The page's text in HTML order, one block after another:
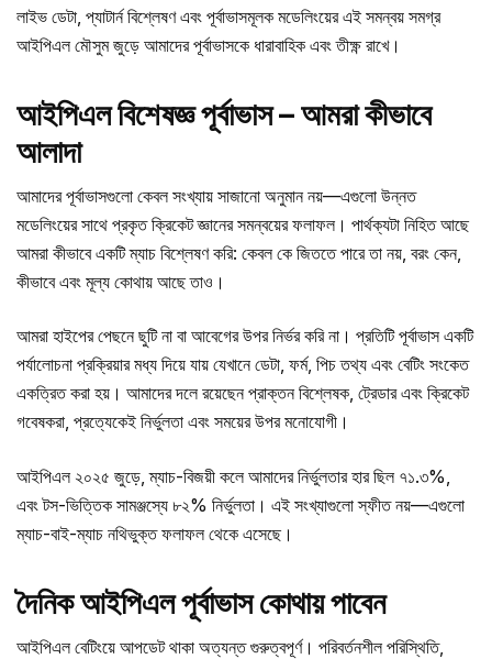
লাইভ ডেটা, প্যাটার্ন বিশ্লেষণ এবং পূর্বাভাসমূলক মডেলিংয়ের এই সমন্বয় সমগ্র
আইপিএল মৌসুম জুড়ে আমাদের পূর্বাভাসকে ধারাবাহিক এবং তীক্ষ্ণ রাখে।
আইপিএল বিশেষজ্ঞ পূর্বাভাস – আমরা কীভাবে
আলাদা
আমাদের পূর্বাভাসগুলো কেবল সংখ্যায় সাজানো অনুমান নয়—এগুলো উন্নত
মডেলিংয়ের সাথে প্রকৃত ক্রিকেট জ্ঞানের সমন্বয়ের ফলাফল। পার্থক্যটা নিহিত আছে
আমরা কীভাবে একটি ম্যাচ বিশ্লেষণ করি: কেবল কে জিততে পারে তা নয়, বরং কেন,
কীভাবে এবং মূল্য কোথায় আছে তাও।
আমরা হাইপের পেছনে ছুটি না বা আবেগের উপর নির্ভর করি না। প্রতিটি পূর্বাভাস একটি
পর্যালোচনা প্রক্রিয়ার মধ্য দিয়ে যায় যেখানে ডেটা, ফর্ম, পিচ তথ্য এবং বেটিং সংকেত
একত্রিত করা হয়। আমাদের দলে রয়েছেন প্রাক্তন বিশ্লেষক, ট্রেডার এবং ক্রিকেট
গবেষকরা, প্রত্যেকেই নির্ভুলতা এবং সময়ের উপর মনোযোগী।
আইপিএল ২০২৫ জুড়ে, ম্যাচ-বিজয়ী কলে আমাদের নির্ভুলতার হার ছিল ৭১.৩%,
এবং টস-ভিত্তিক সামঞ্জস্যে ৮২% নির্ভুলতা। এই সংখ্যাগুলো স্ফীত নয়—এগুলো
ম্যাচ-বাই-ম্যাচ নথিভুক্ত ফলাফল থেকে এসেছে।
দৈনিক আইপিএল পূর্বাভাস কোথায় পাবেন
আইপিএল বেটিংয়ে আপডেট থাকা অত্যন্ত গুরুত্বপূর্ণ। পরিবর্তনশীল পরিস্থিতি,